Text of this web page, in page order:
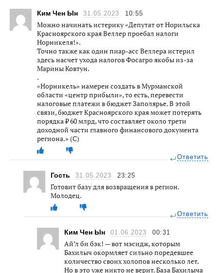
Ким Чен Ын 31.05.2023 10:55
Можно начинать истерику «Депутат от Норильска
Красноярского края Веллер проебал налоги
Норникеля!».
Точно также как один пиар-асс Веллера истерил
здесь насчет ухода налогов Фосагро якобы из-за
Марины Ковтун.
.
«Норникель» намерен создать в Мурманской
области «центр прибыли», то есть, перевести
налоговые платежи в бюджет Заполярье. В этой
связи, бюджет Красноярского края может потерять
порядка ₽ 60 млрд, что составляет около трети
доходной части главного финансового документа
региона.» (С)
Ответить
Гость 31.05.2023 23:25
Готовит базу для возвращения в регион.
Молодец.
Ответить
Ким Чен Ын 01.06.2023 00:31
Ай’л би бэк! — вот мэсидж, которым
Бахилыч окормляет сильно поредевшее
количество своих холопов несколько лет.
Но в это уже никто не верит. База Бахилыча